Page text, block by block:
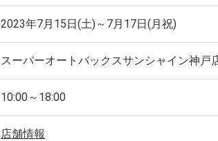
2023年7月15日(土)～7月17日(月祝)
スーパーオートバックスサンシャイン神戸
10:00～18:00
店舗情報